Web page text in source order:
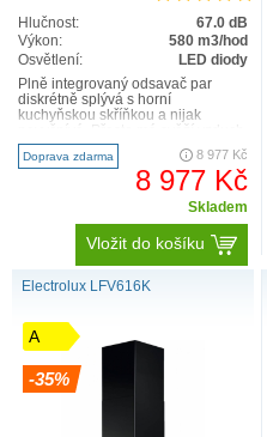
Hlučnost:
67.0 dB
Výkon:
580 m3/hod
Osvětlení:
LED diody
Plně integrovaný odsavač par
diskrétně splývá s horní
kuchyňskou skříňkou a nijak
ve vaší kuchyni plně pod
kontrolou..
Doprava zdarma 8 977 Kč
8 977 Kč
Skladem
Vložit do košíku
Electrolux LFV616K
A
-35%